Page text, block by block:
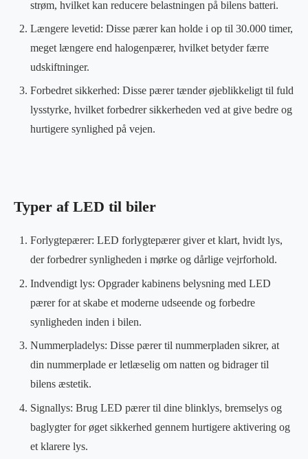
strøm, hvilket kan reducere belastningen på bilens batteri.
Længere levetid: Disse pærer kan holde i op til 30.000 timer,
meget længere end halogenpærer, hvilket betyder færre
udskiftninger.
Forbedret sikkerhed: Disse pærer tænder øjeblikkeligt til fuld
lysstyrke, hvilket forbedrer sikkerheden ved at give bedre og
hurtigere synlighed på vejen.
Typer af LED til biler
Forlygtepærer: LED forlygtepærer giver et klart, hvidt lys,
der forbedrer synligheden i mørke og dårlige vejrforhold.
Indvendigt lys: Opgrader kabinens belysning med LED
pærer for at skabe et moderne udseende og forbedre
synligheden inden i bilen.
Nummerpladelys: Disse pærer til nummerpladen sikrer, at
din nummerplade er letlæselig om natten og bidrager til
bilens æstetik.
Signallys: Brug LED pærer til dine blinklys, bremselys og
baglygter for øget sikkerhed gennem hurtigere aktivering og
et klarere lys.